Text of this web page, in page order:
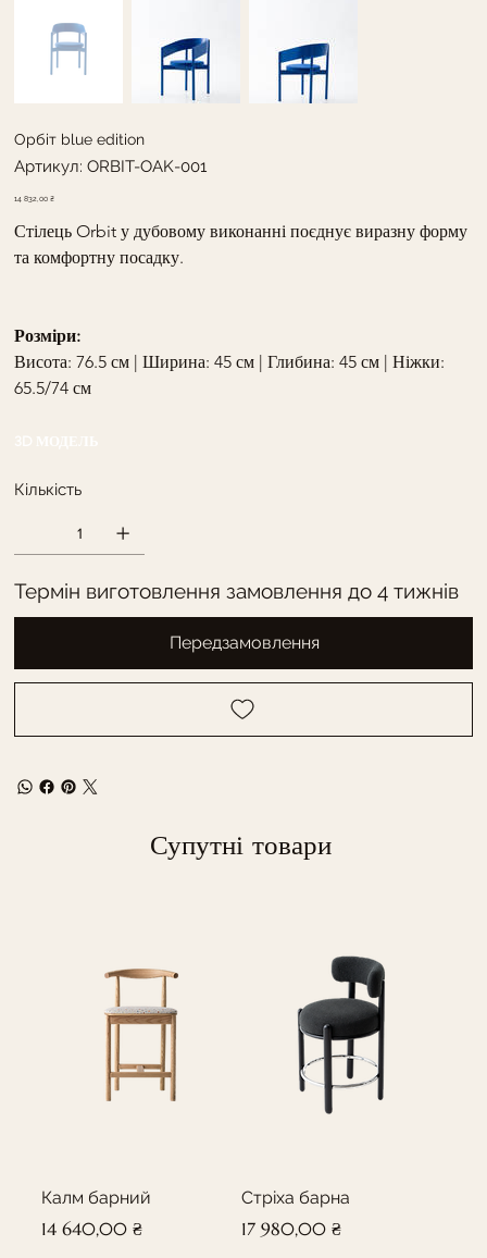
Орбіт blue edition
Артикул: Артикул
ORBIT-
ORBIT-OAK-001
Ціна
14 832,00 ₴
Стілець Orbit у дубовому виконанні поєднує виразну форму
та комфортну посадку.
Розміри:
Висота: 76.5 см | Ширина: 45 см | Глибина: 45 см | Ніжки:
65.5/74 см
Кількість
Термін виготовлення замовлення до 4 тижнів
Передзамовлення
Супутні товари
Калм барний
Ціна
14 640,00 ₴
Стріха барна
Ціна
17 980,00 ₴